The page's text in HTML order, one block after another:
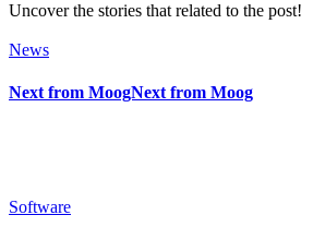
Uncover the stories that related to the post!
News
Next from MoogNext from Moog
Software